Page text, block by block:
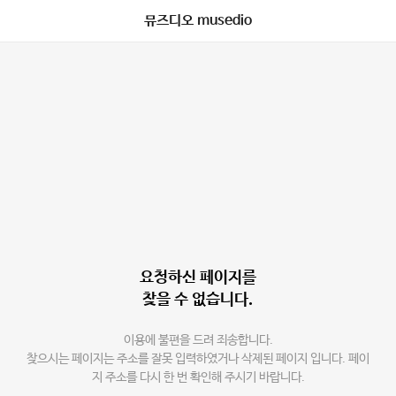
뮤즈디오 musedio
요청하신 페이지를
찾을 수 없습니다.
이용에 불편을 드려 죄송합니다.
찾으시는 페이지는 주소를 잘못 입력하였거나 삭제된 페이지 입니다. 페이
지 주소를 다시 한 번 확인해 주시기 바랍니다.